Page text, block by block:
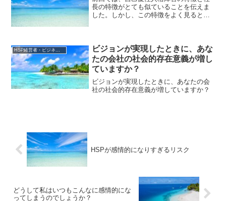
長の特徴がとても似ていることを伝えま
した。しかし、この特徴をよく見ると、
能力の限界を「外部」で埋...
HSP経営者・ビジネスリーダー
ビジョンが実現したときに、あな
たの会社の社会的存在意義が増し
ていますか？
ビジョンが実現したときに、あなたの会
社の社会的存在意義が増していますか？
HSPが感情的になりすぎるリスク
どうして私はいつもこんなに感情的にな
ってしまうのでしょうか？